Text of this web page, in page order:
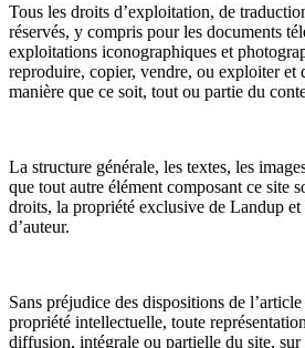
Tous les droits d’exploitation, de
réservés, y compris pour les documents
exploitations iconographiques et
reproduire, copier, vendre, ou exploiter et
manière que ce soit, tout ou partie du
La structure générale, les textes, les
que tout autre élément composant ce site
droits, la propriété exclusive de Landup
d’auteur.
Sans préjudice des dispositions de
propriété intellectuelle, toute
diffusion, intégrale ou partielle du site, sur